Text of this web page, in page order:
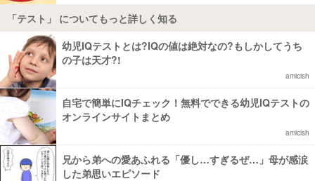
「テスト」 についてもっと詳しく知る
幼児IQテストとは?IQの値は絶対なの?もしかしてうち
の子は天才?!
amicish
自宅で簡単にIQチェック！無料でできる幼児IQテストの
オンラインサイトまとめ
amicish
兄から弟への愛あふれる「優し…すぎるぜ…」母が感涙
した弟思いエピソード